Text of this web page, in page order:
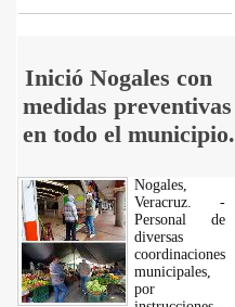
Inició Nogales con
medidas preventivas
en todo el municipio.
Nogales,
Veracruz. -
Personal de
diversas
coordinaciones
municipales,
por